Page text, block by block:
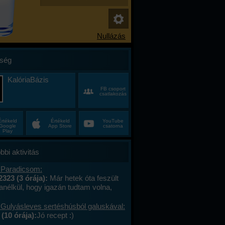
KalóriaBázis
FB csoport
csatlakozás
Play
Értékeld
App Store
YouTube
csatorna
aktivitás
(3 órája): Már hetek óta feszült
hogy igazán tudtam volna,
éveim közepén egyszer csak
minden, ami régen izgalmas
sertéshúsból galuskával:
órája):Jó recept :)